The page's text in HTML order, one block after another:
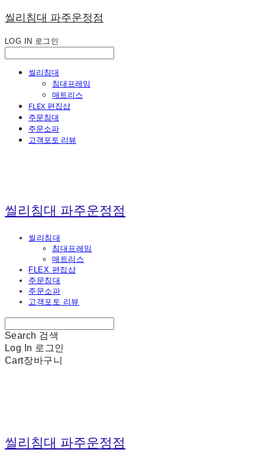
씰리침대 파주운정점
LOG IN 로그인
씰리침대
침대프레임
매트리스
FLEX 편집샵
주문침대
주문소파
고객포토 리뷰
씰리침대 파주운정점
씰리침대
침대프레임
매트리스
FLEX 편집샵
주문침대
주문소파
고객포토 리뷰
Search 검색
Log In 로그인
Cart장바구니
씰리침대 파주운정점